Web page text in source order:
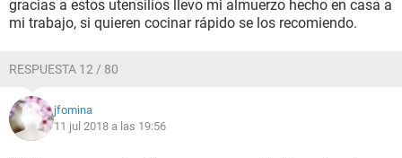
gracias a estos utensilios llevo mi almuerzo hecho en casa a
mi trabajo, si quieren cocinar rápido se los recomiendo.
RESPUESTA 12 / 80
jfomina
11 jul 2018 a las 19:56